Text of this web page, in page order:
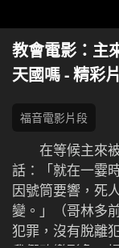
教會電影：主
天國嗎 - 精彩
福音電影片段
在等候主來
話：「就在一霎
因號筒要響，死
變。」（哥林多
犯罪，沒有脫離